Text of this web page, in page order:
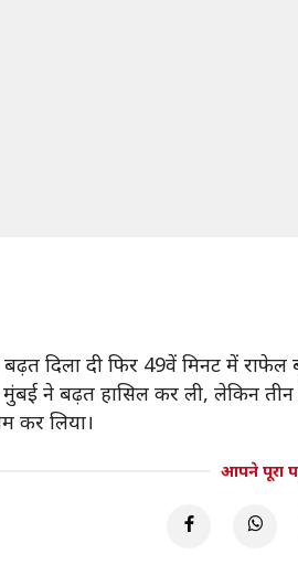
दिला दी फिर 49वें मिनट में राफेल
ने बढ़त हासिल कर ली, लेकिन तीन
कर लिया।
आपने पूरा